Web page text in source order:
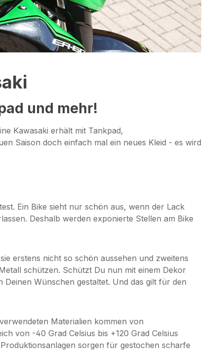
und mehr!
Kawasaki erhält mit Tankpad,
Saison doch einfach mal ein neues Kleid - es wird
Ein Bike sieht nur schön aus, wenn der Lack
Deshalb werden exponierte Stellen am Bike
erstens nicht so schön aussehen und zweitens
schützen. Schützt Du nun mit einem Dekor
Wünschen gestaltet. Und das gilt für den
Materialien kommen von
von -40 Grad Celsius bis +120 Grad Celsius
sorgen für gestochen scharfe